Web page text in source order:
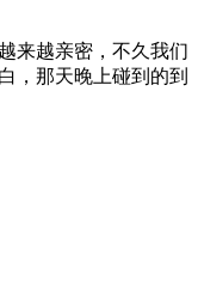
越亲密，不久我们
，那天晚上碰到的到